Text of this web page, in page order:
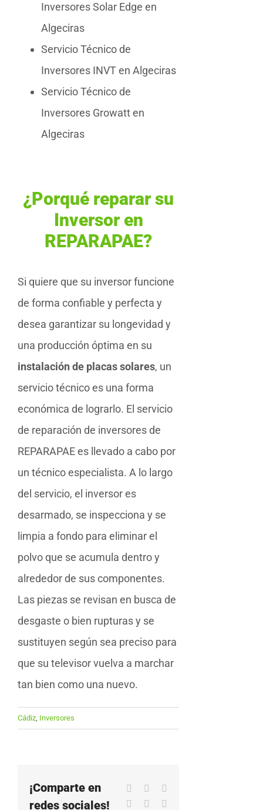
Inversores Solar Edge en
Algeciras
Servicio Técnico de
Inversores INVT en Algeciras
Servicio Técnico de
Inversores Growatt en
Algeciras
¿Porqué reparar su
Inversor en
REPARAPAE?
Si quiere que su inversor funcione
de forma confiable y perfecta y
desea garantizar su longevidad y
una producción óptima en su
instalación de placas solares, un
servicio técnico es una forma
económica de lograrlo. El servicio
de reparación de inversores de
REPARAPAE es llevado a cabo por
un técnico especialista. A lo largo
del servicio, el inversor es
desarmado, se inspecciona y se
limpia a fondo para eliminar el
polvo que se acumula dentro y
alrededor de sus componentes.
Las piezas se revisan en busca de
desgaste o bien rupturas y se
sustituyen según sea preciso para
que su televisor vuelva a marchar
tan bien como una nuevo.
Cádiz, Inversores
¡Comparte en
redes sociales!
Facebook
WhatsApp
Pinterest